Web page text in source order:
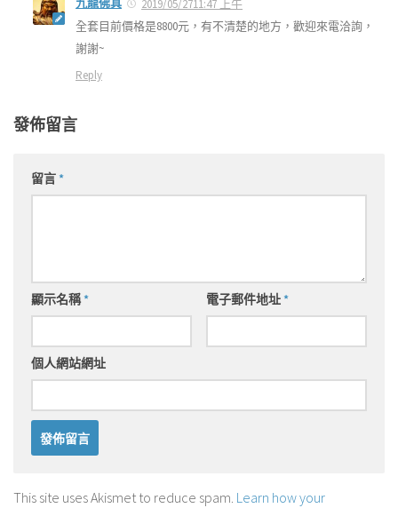
九龍佛具
2019/05/2711:47 上午
全套目前價格是8800元，有不清楚的地方，歡迎來電洽詢，
謝謝~
Reply
發佈留言
留言*
顯示名稱* 電子郵件地址*
個人網站網址
This site uses Akismet to reduce spam. Learn how your